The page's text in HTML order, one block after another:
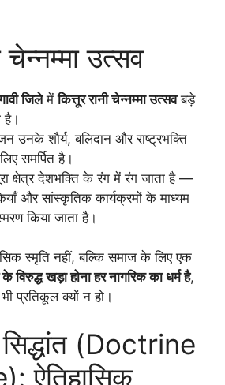
चेन्नम्मा उत्सव
जिलेमेंकित्तूर रानी चेन्नम्मा उत्सवबड़े
है।
उनके शौर्य, बलिदान और राष्ट्रभक्ति
समर्पित है।
क्षेत्र देशभक्ति के रंग में रंग जाता है —
और सांस्कृतिक कार्यक्रमों के माध्यम
किया जाता है।
स्मृति नहीं, बल्कि समाज के लिए एक
विरुद्ध खड़ा होना हर नागरिक का धर्म है,
प्रतिकूल क्यों न हो।
(Doctrine
ऐतिहासिक